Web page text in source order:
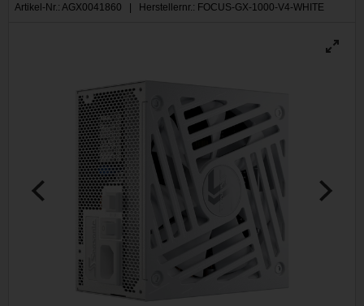
Artikel-Nr.: AGX0041860 | Herstellernr.: FOCUS-GX-1000-V4-WHITE